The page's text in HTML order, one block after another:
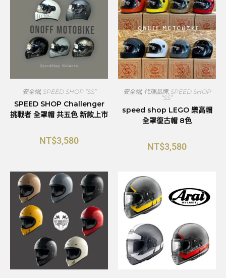
安全帽, SPEED SHOP “SS”
SPEED SHOP Challenger
挑戰者 全罩帽 共五色 新款上市
NT$3,580
安全帽, 代理品牌, SPEED SHOP
“SS”
speed shop LEGO 樂高帽
全罩復古帽 8色
NT$3,580